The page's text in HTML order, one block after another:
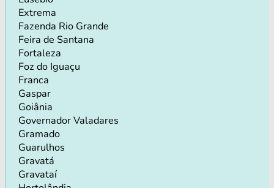
Extrema
Fazenda Rio Grande
Feira de Santana
Fortaleza
Foz do Iguaçu
Franca
Gaspar
Goiânia
Governador Valadares
Gramado
Guarulhos
Gravatá
Gravataí